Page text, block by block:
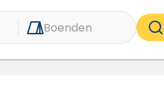
Boenden